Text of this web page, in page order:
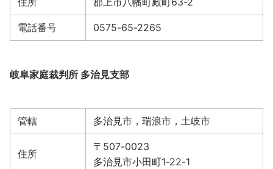
電話番号 0575-65-2265
岐阜家庭裁判所 多治見支部
管轄 多治見市，瑞浪市，土岐市
住所
〒507-0023
多治見市小田町1-22-1